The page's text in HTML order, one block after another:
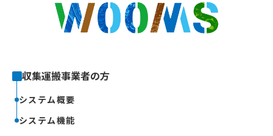
収集運搬事業者の方
システム概要
システム機能